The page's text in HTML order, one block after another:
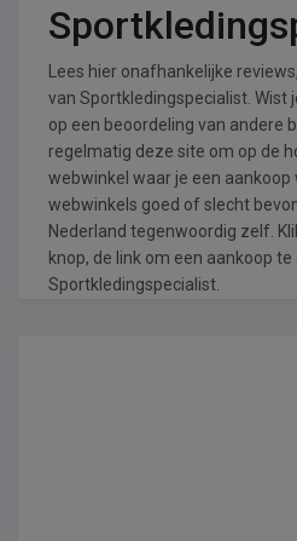
Lees hier onafhankelijke
van Sportkledingspecialist. Wist
op een beoordeling van andere
regelmatig deze site om op de
webwinkel waar je een aankoop
webwinkels goed of slecht
Nederland tegenwoordig zelf.
knop, de link om een aankoop te
Sportkledingspecialist.